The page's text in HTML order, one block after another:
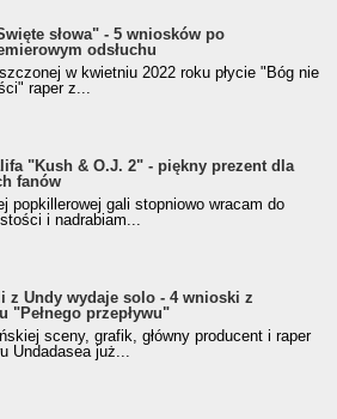
słowa" - 5 wniosków po
odsłuchu
w kwietniu 2022 roku płycie "Bóg nie
raper z...
"Kush & O.J. 2" - piękny prezent dla
fanów
popkillerowej gali stopniowo wracam do
i nadrabiam...
z Undy wydaje solo - 4 wnioski z
"Pełnego przepływu"
sceny, grafik, główny producent i raper
Undadasea już...